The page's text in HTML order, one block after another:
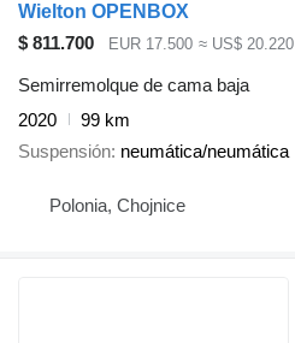
Wielton OPENBOX
$ 811.700
EUR 17.500 ≈ US$ 20.220
Semirremolque de cama baja
2020
99 km
Suspensión neumática/neumática
Polonia, Chojnice